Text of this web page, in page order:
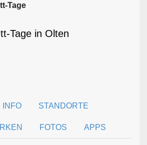
Tage
Tage in Olten
INFO STANDORTE
FOTOS APPS